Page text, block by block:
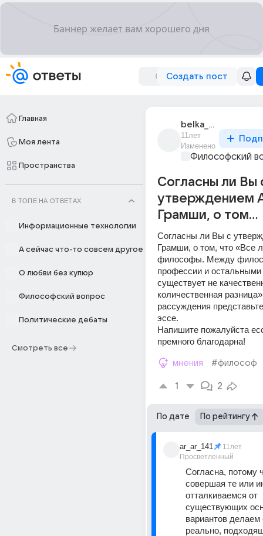
Создать пост
Главная
Моя лента
Пространства
В ТОПЕ НА ОТВЕТАХ
Информационные технологии
А сейчас что-то совсем другое
О любви без купюр
Философский вопрос
Политические дебаты
Смотреть все
belka_deniska
11лет
Изменено
Философский
Согласны ли Вы
утверждением
Грамши, о том...
Согласны ли Вы с
Грамши, о том, что «Все
философы. Между
профессии и
существует не
количественная
рассуждения
эссе.
Напишите пожалуйста
премного благодарна!
мнения #философ
1 2
По дате По рейтингу
ar_ar_141
Просветленный
11лет
Согласнa, потому
совершая те или
отталкиваемся от
существующих
вариантов делаем
реально,